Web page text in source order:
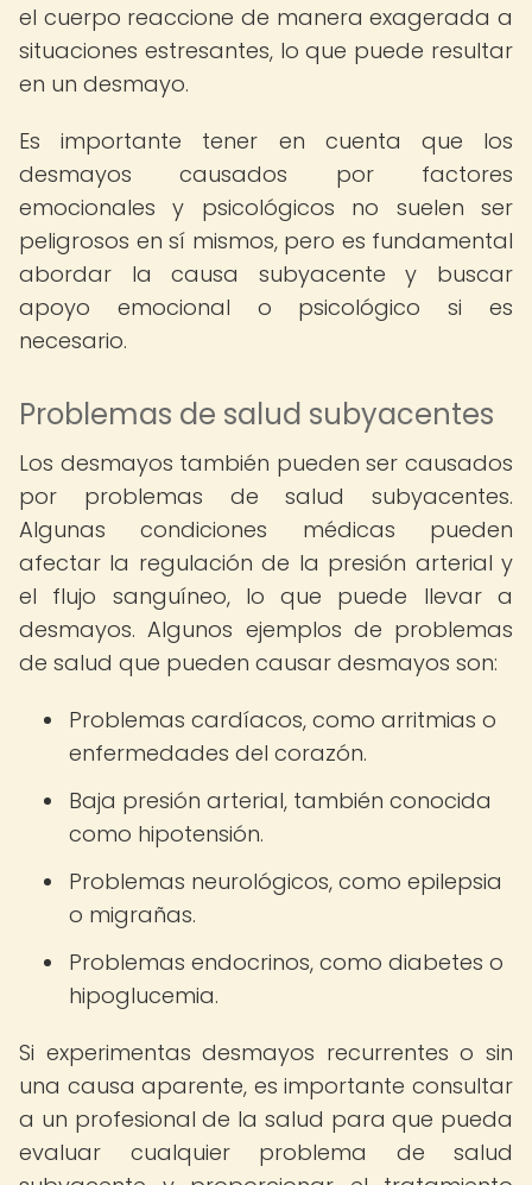
el cuerpo reaccione de manera exagerada a
situaciones estresantes, lo que puede resultar
en un desmayo.
Es importante tener en cuenta que los
desmayos causados por factores
emocionales y psicológicos no suelen ser
peligrosos en sí mismos, pero es fundamental
abordar la causa subyacente y buscar
apoyo emocional o psicológico si es
necesario.
Problemas de salud subyacentes
Los desmayos también pueden ser causados
por problemas de salud subyacentes.
Algunas condiciones médicas pueden
afectar la regulación de la presión arterial y
el flujo sanguíneo, lo que puede llevar a
desmayos. Algunos ejemplos de problemas
de salud que pueden causar desmayos son:
Problemas cardíacos, como arritmias o
enfermedades del corazón.
Baja presión arterial, también conocida
como hipotensión.
Problemas neurológicos, como epilepsia
o migrañas.
Problemas endocrinos, como diabetes o
hipoglucemia.
Si experimentas desmayos recurrentes o sin
una causa aparente, es importante consultar
a un profesional de la salud para que pueda
evaluar cualquier problema de salud